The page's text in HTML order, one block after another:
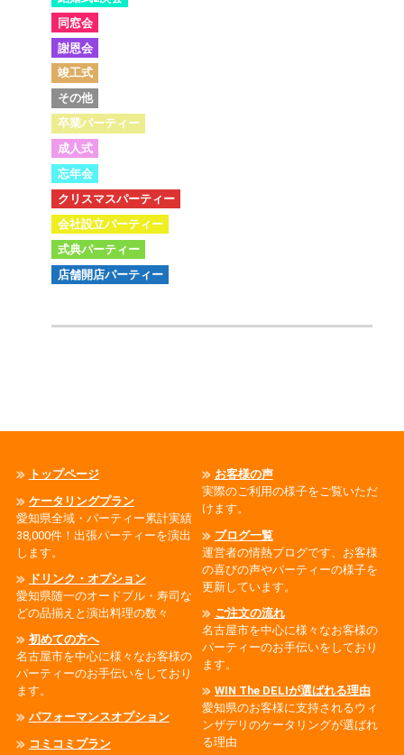
同窓会
謝恩会
竣工式
その他
卒業パーティー
成人式
忘年会
クリスマスパーティー
会社設立パーティー
式典パーティー
店舗開店パーティー
トップページ
ケータリングプラン
愛知県全域・パーティー累計実績
38,000件！出張パーティーを演出
します。
ドリンク・オプション
愛知県随一のオードブル・寿司な
どの品揃えと演出料理の数々
初めての方へ
名古屋市を中心に様々なお客様の
パーティーのお手伝いをしており
ます。
パフォーマンスオプション
コミコミプラン
お客様の声
実際のご利用の様子をご覧いただ
けます。
ブログ一覧
運営者の情熱ブログです、お客様
の喜びの声やパーティーの様子を
更新しています。
ご注文の流れ
名古屋市を中心に様々なお客様の
パーティーのお手伝いをしており
ます。
WIN The DELIが選ばれる理由
愛知県のお客様に支持されるウィ
ンザデリのケータリングが選ばれ
る理由